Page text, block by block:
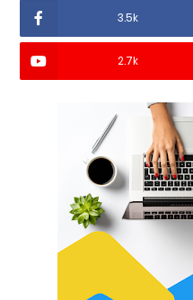
3.5k
2.7k